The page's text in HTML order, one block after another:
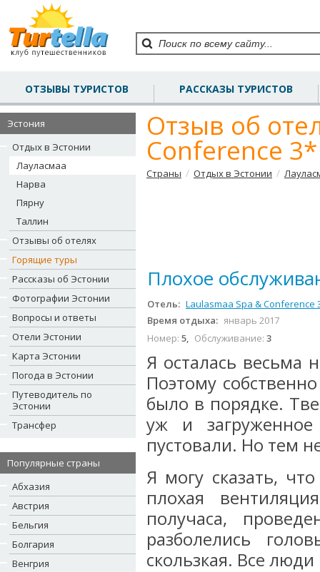
ОТЗЫВЫ ТУРИСТОВ РАССКАЗЫ ТУРИСТОВ
Эстония
Отдых в Эстонии
Лауласмаа
Нарва
Пярну
Таллин
Отзывы об отелях
Горящие туры
Рассказы об Эстонии
Фотографии Эстонии
Вопросы и ответы
Отели Эстонии
Карта Эстонии
Погода в Эстонии
Путеводитель по
Эстонии
Трансфер
Популярные страны
Абхазия
Австрия
Бельгия
Болгария
Венгрия
Отзыв об
Conference 3*
Страны / Отдых в Эстонии /
Плохое
Отель: Laulasmaa Spa & Conference
Время отдыха: январь 2017
Номер: 5, Обслуживание: 3
Я осталась весьма
Поэтому
было в порядке.
уж и
пустовали. Но тем
Я могу сказать,
плохая
получаса,
разболелись
скользкая. Все